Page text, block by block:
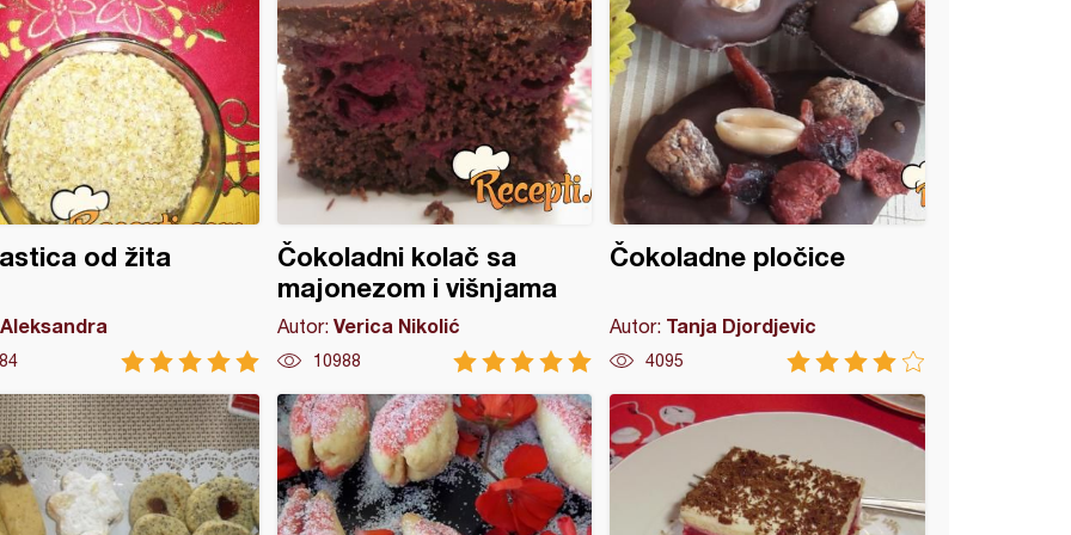
od žita
Aleksandra
Čokoladni kolač sa
majonezom i višnjama
Autor: Verica Nikolić
10988
Čokoladne pločice
Autor: Tanja Djordjevic
4095